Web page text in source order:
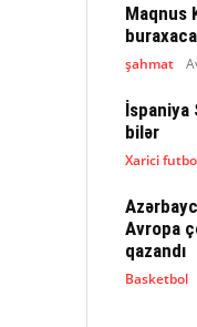
Maqnus
şahmat
İspaniya
bilər
Xarici
Avropa
qazandı
Basketbol